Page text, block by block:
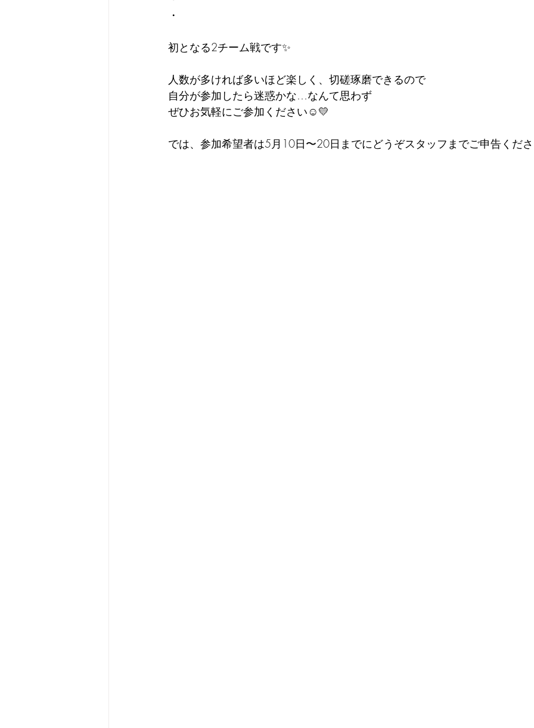
・
初となる2チーム戦です✨
人数が多ければ多いほど楽しく、切磋琢磨できるので
自分が参加したら迷惑かな…なんて思わず
ぜひお気軽にご参加ください☺️💛
では、参加希望者は5月10日〜20日までにどうぞスタッフまでご申告くだ